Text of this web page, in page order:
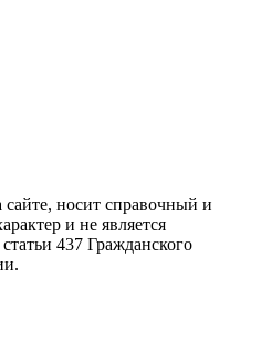
носит справочный и
и не является
437 Гражданского